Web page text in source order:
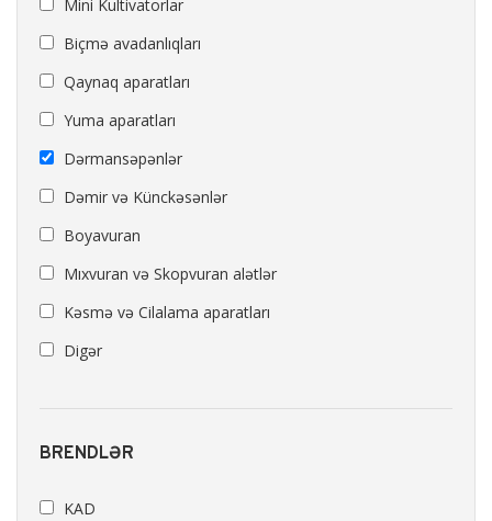
Mini Kultivatorlar
Biçmə avadanlıqları
Qaynaq aparatları
Yuma aparatları
Dərmansəpənlər
Dəmir və Künckəsənlər
Boyavuran
Mıxvuran və Skopvuran alətlər
Kəsmə və Cilalama aparatları
Digər
BRENDLƏR
KAD